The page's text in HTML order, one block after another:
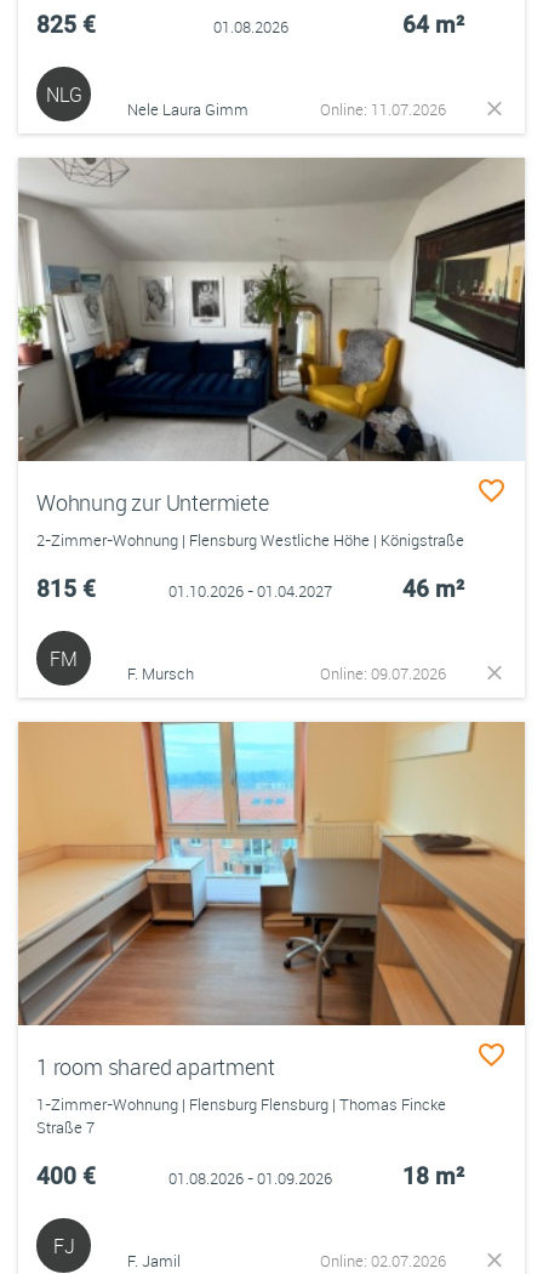
825 € 01.08.2026 64 m²
NLG
Nele Laura Gimm Online: 11.07.2026
Wohnung zur Untermiete
2-Zimmer-Wohnung | Flensburg Westliche Höhe | Königstraße
815 € 01.10.2026 - 01.04.2027 46 m²
FM
F. Mursch Online: 09.07.2026
1 room shared apartment
1-Zimmer-Wohnung | Flensburg Flensburg | Thomas Fincke
Straße 7
400 € 01.08.2026 - 01.09.2026 18 m²
FJ
F. Jamil Online: 02.07.2026